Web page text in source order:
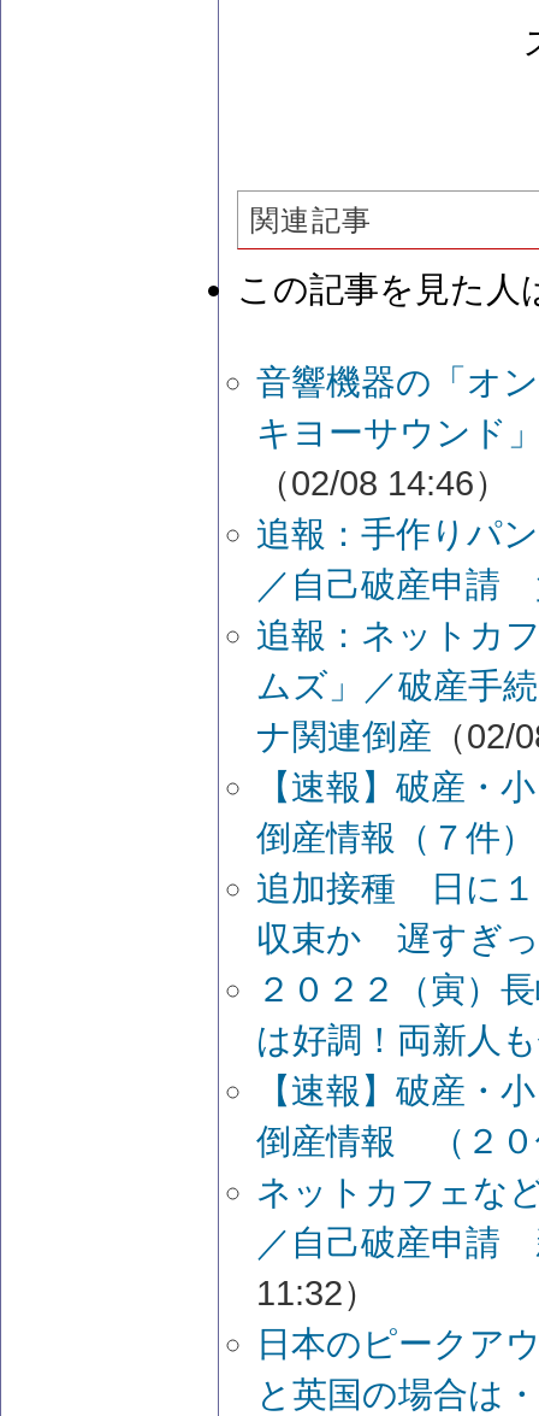
関連記事
この記事を見た人
音響機器の「オ
キヨーサウンド
（02/08 14:46）
追報：手作りパ
／自己破産申請
追報：ネットカ
ムズ」／破産手
ナ関連倒産 （02/
【速報】破産
倒産情報（７件）
追加接種 日に
収束か 遅すぎっ
２０２２（寅）
は好調！両新人
【速報】破産
倒産情報 （２０
ネットカフェな
／自己破産申請
11:32）
日本のピークア
と英国の場合は